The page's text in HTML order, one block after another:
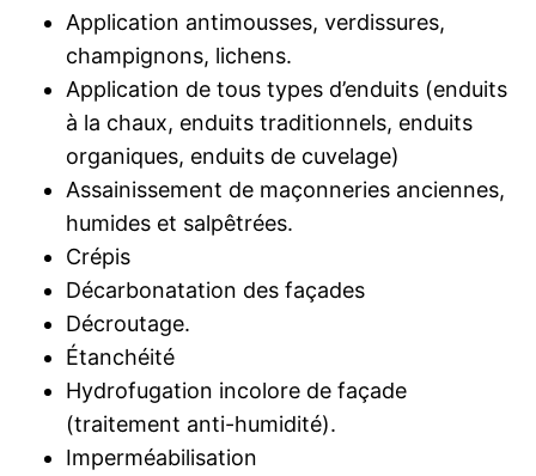
Application antimousses, verdissures,
champignons, lichens.
Application de tous types d’enduits (enduits
à la chaux, enduits traditionnels, enduits
organiques, enduits de cuvelage)
Assainissement de maçonneries anciennes,
humides et salpêtrées.
Crépis
Décarbonatation des façades
Décroutage.
Étanchéité
Hydrofugation incolore de façade
(traitement anti-humidité).
Imperméabilisation